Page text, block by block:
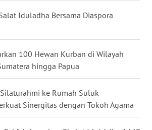
Iduladha Bersama Diaspora
100 Hewan Kurban di Wilayah
hingga Papua
ke Rumah Suluk
Sinergitas dengan Tokoh Agama